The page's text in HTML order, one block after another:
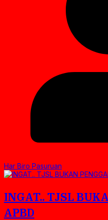
Har Biro Pasuruan
INGAT.. TJSL
APBD